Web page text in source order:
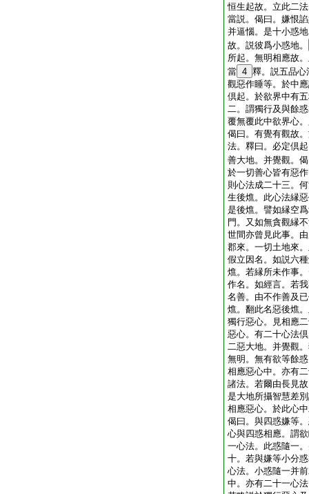
恒生起故。立此二
當説。偈曰。嫌恨
并逼惱。是十小惑
故。説彼爲小惑地。
所起。無明相應故
當 4 釋。説五品心
觀惡作睡等。於中
倶起。於欲界中有
二。謂獨行及與餘
覆無覆此中欲界心
偈曰。有覺有觀故
法。釋曰。必定倶
善大地。并覺觀。
於一切善心皆有惡
則心法成二十三。
生後燋。此心法縁
是後燋。譬如縁空
門。又如無貪觀縁
世間亦曾見此事。
郡來。一切土地來
假立因名。如説六
燋。若縁所未作事
作名。如經言。若
名善。由不作善及
燋。翻此名惡後燋
獨行惡心。見相應
惡心。有二十心法
二惡大地。并覺觀
無明。無有欲等餘
相應惡心中。亦有
諸法。若爾由長見
是大地所攝智慧差
相應惡心。於此心
偈曰。與四惑嫌等
心與四惑相應。謂
一心法。此惑隨一
十。若與嫌等小分
心法。小惑隨一并
中。亦有二十一心